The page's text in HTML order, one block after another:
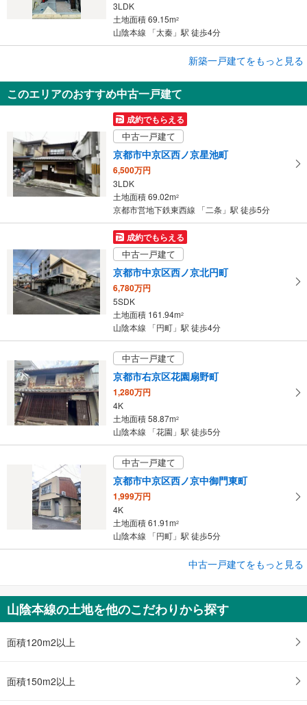
3LDK
土地面積 69.15m2
山陰本線 「太秦」駅 徒歩4分
京都市右京区太秦西蜂岡町
2,698万円
2LDK
土地面積 43.45m2
山陰本線 「太秦」駅 徒歩5分
新築一戸建てをもっと見る
このエリアのおすすめ中古一戸建て
成約でもらえる
中古一戸建て
京都市中京区西ノ京星池町
6,500万円
3LDK
土地面積 69.02m2
京都市営地下鉄東西線 「二条」駅 徒歩5分
成約でもらえる
中古一戸建て
京都市中京区西ノ京北円町
6,780万円
5SDK
土地面積 161.94m2
山陰本線 「円町」駅 徒歩4分
中古一戸建て
京都市右京区花園扇野町
1,280万円
4K
土地面積 58.87m2
山陰本線 「花園」駅 徒歩5分
中古一戸建て
京都市中京区西ノ京中御門東町
1,999万円
4K
土地面積 61.91m2
山陰本線 「円町」駅 徒歩5分
京都市右京区嵯峨天龍寺椎野町
1,234万円
中古一戸建てをもっと見る
山陰本線の土地を他のこだわりから探す
面積120m2以上
面積150m2以上